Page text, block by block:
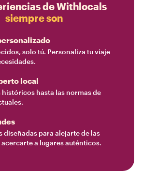
de Withlocals
siempre son
solo tú. Personaliza tu viaje
local
históricos hasta las normas de
diseñadas para alejarte de las
a lugares auténticos.